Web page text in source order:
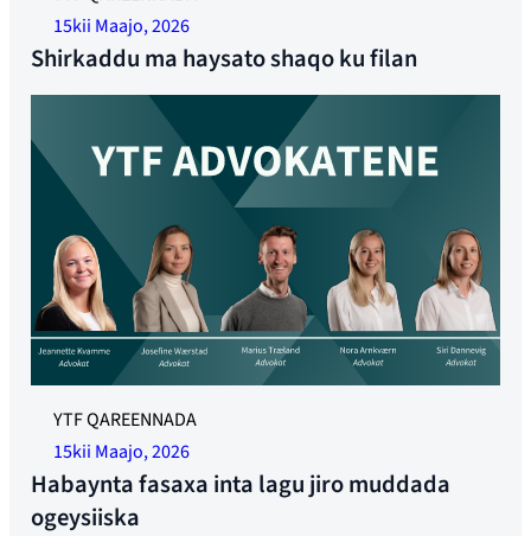
15kii Maajo, 2026
Shirkaddu ma haysato shaqo ku filan
YTF QAREENNADA
15kii Maajo, 2026
Habaynta fasaxa inta lagu jiro muddada
ogeysiiska